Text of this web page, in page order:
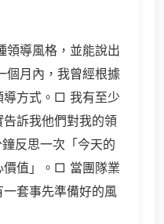
導風格，並能說出
月內，我曾經根據
導方式。□ 我有至少
訴我他們對我的領
反思一次「今天的
價值」。□ 當團隊業
套事先準備好的風